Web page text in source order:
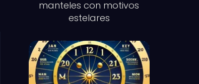
manteles con motivos
estelares